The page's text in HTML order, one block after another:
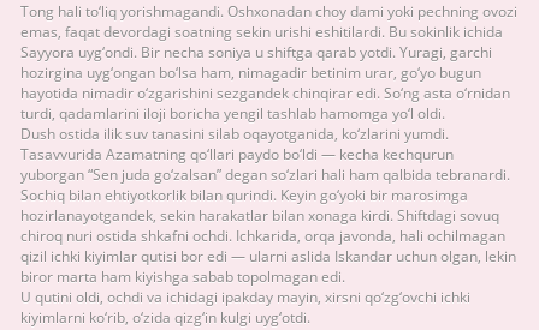
Tong hali to‘liq yorishmagandi. Oshxonadan choy dami yoki pechning ovozi
emas, faqat devordagi soatning sekin urishi eshitilardi. Bu sokinlik ichida
Sayyora uyg‘ondi. Bir necha soniya u shiftga qarab yotdi. Yuragi, garchi
hozirgina uyg‘ongan bo‘lsa ham, nimagadir betinim urar, go‘yo bugun
hayotida nimadir o‘zgarishini sezgandek chinqirar edi. So‘ng asta o‘rnidan
turdi, qadamlarini iloji boricha yengil tashlab hamomga yo‘l oldi.
Dush ostida ilik suv tanasini silab oqayotganida, ko‘zlarini yumdi.
Tasavvurida Azamatning qo‘llari paydo bo‘ldi — kecha kechqurun
yuborgan “Sen juda go‘zalsan” degan so‘zlari hali ham qalbida tebranardi.
Sochiq bilan ehtiyotkorlik bilan qurindi. Keyin go‘yoki bir marosimga
hozirlanayotgandek, sekin harakatlar bilan xonaga kirdi. Shiftdagi sovuq
chiroq nuri ostida shkafni ochdi. Ichkarida, orqa javonda, hali ochilmagan
qizil ichki kiyimlar qutisi bor edi — ularni aslida Iskandar uchun olgan, lekin
biror marta ham kiyishga sabab topolmagan edi.
U qutini oldi, ochdi va ichidagi ipakday mayin, xirsni qo‘zg‘ovchi ichki
kiyimlarni ko‘rib, o‘zida qizg‘in kulgi uyg‘otdi.